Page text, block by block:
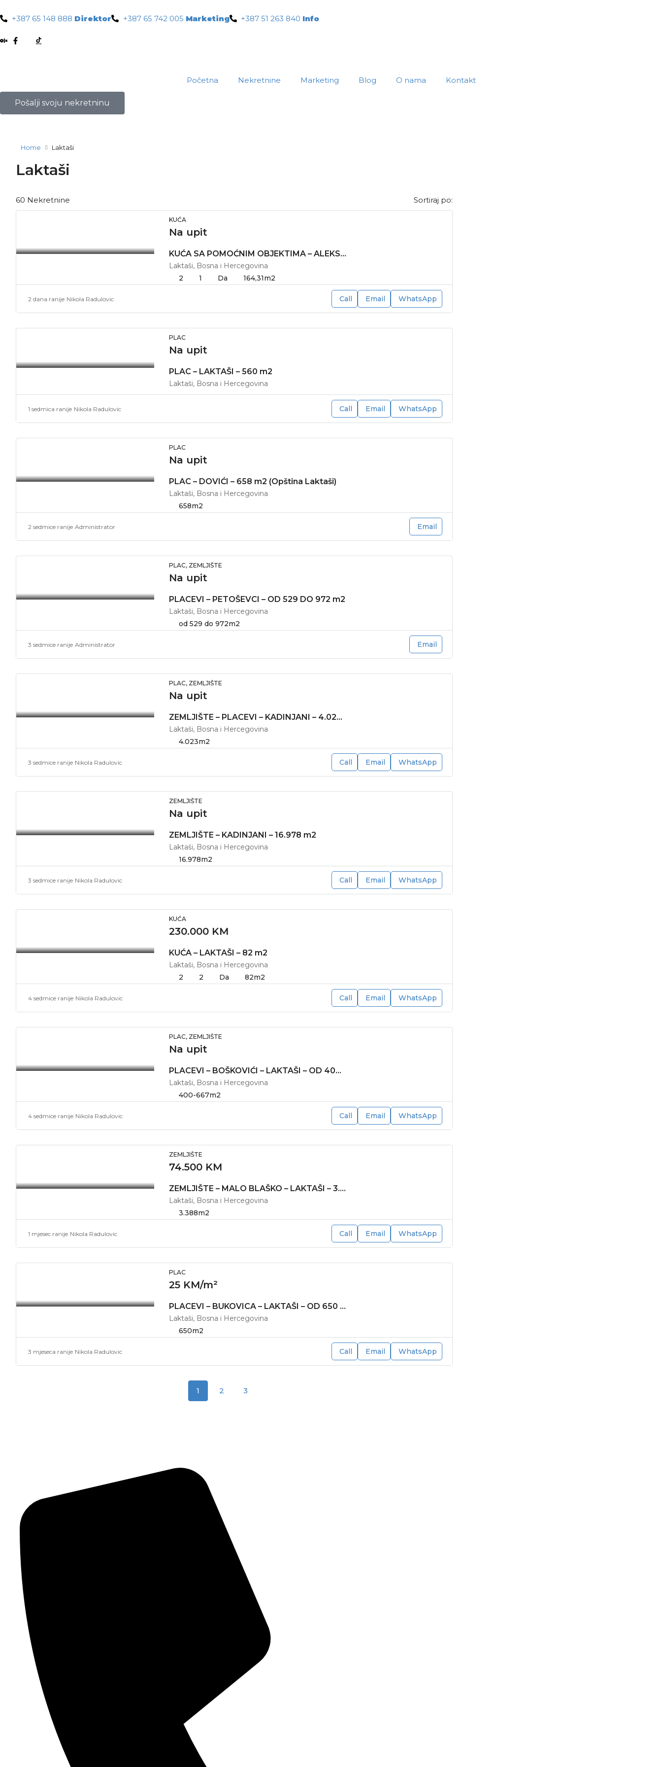
+387 65 148 888 Direktor +387 65 742 005 Marketing +387 51 263 840 Info
Početna Nekretnine Marketing Blog O nama Kontakt
Pošalji svoju nekretninu
Home Laktaši
Laktaši
60 Nekretnine Sortiraj po:
KUĆA
Na upit
KUĆA SA POMOĆNIM OBJEKTIMA – ALEKSANDROVAC – 164 m2
Laktaši, Bosna i Hercegovina
2
1 Da 164,31m2
2 dana ranije Nikola Radulovic Call Email WhatsApp
PLAC
Na upit
PLAC – LAKTAŠI – 560 m2
Laktaši, Bosna i Hercegovina
1 sedmica ranije Nikola Radulovic Call Email WhatsApp
PLAC
Na upit
PLAC – DOVIĆI – 658 m2 (Opština Laktaši)
Laktaši, Bosna i Hercegovina
658m2
2 sedmice ranije Administrator Email
PLAC, ZEMLJIŠTE
Na upit
PLACEVI – PETOŠEVCI – OD 529 DO 972 m2
Laktaši, Bosna i Hercegovina
od 529 do 972m2
3 sedmice ranije Administrator Email
PLAC, ZEMLJIŠTE
Na upit
ZEMLJIŠTE – PLACEVI – KADINJANI – 4.023 m2
Laktaši, Bosna i Hercegovina
4.023m2
3 sedmice ranije Nikola Radulovic Call Email WhatsApp
ZEMLJIŠTE
Na upit
ZEMLJIŠTE – KADINJANI – 16.978 m2
Laktaši, Bosna i Hercegovina
16.978m2
3 sedmice ranije Nikola Radulovic Call Email WhatsApp
KUĆA
230.000 KM
KUĆA – LAKTAŠI – 82 m2
Laktaši, Bosna i Hercegovina
2
2 Da 82m2
4 sedmice ranije Nikola Radulovic Call Email WhatsApp
PLAC, ZEMLJIŠTE
Na upit
PLACEVI – BOŠKOVIĆI – LAKTAŠI – OD 400 DO 667 m2
Laktaši, Bosna i Hercegovina
400-667m2
4 sedmice ranije Nikola Radulovic Call Email WhatsApp
ZEMLJIŠTE
74.500 KM
ZEMLJIŠTE – MALO BLAŠKO – LAKTAŠI – 3.388 m2
Laktaši, Bosna i Hercegovina
3.388m2
1 mjesec ranije Nikola Radulovic Call Email WhatsApp
PLAC
25 KM/m²
PLACEVI – BUKOVICA – LAKTAŠI – OD 650 DO 820 m2
Laktaši, Bosna i Hercegovina
650m2
3 mjeseca ranije Nikola Radulovic Call Email WhatsApp
1 2 3